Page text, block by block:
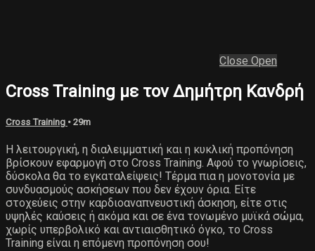
Close Open
Cross Training με τον Δημήτρη Κανδρή
Cross Training • 29m
Η λειτουργική, η διαλειμματική και η κυκλική προπόνηση
βρίσκουν εφαρμογή στο Cross Training. Αφού το γνωρίσεις,
δύσκολα θα το εγκαταλείψεις! Τέρμα πια η μονοτονία με
συνδυασμούς ασκήσεων που δεν έχουν όρια. Είτε
στοχεύεις στην καρδιοαναπνευστική άσκηση, είτε στις
υψηλές καύσεις ή ακόμα και σε ένα τονωμένο μυϊκά σώμα,
χωρίς υπερβολικό και αντιαισθητικό όγκο, το Cross
Training είναι η επόμενη προπόνηση σου!